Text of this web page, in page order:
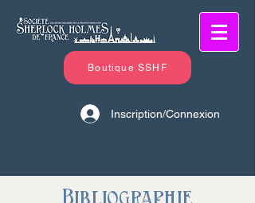
Boutique SSHF
Inscription/Connexion